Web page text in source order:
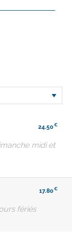
24.50 €
midi et
17.80 €
fériés